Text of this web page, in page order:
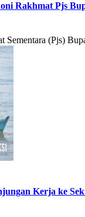
Rakhmat Pjs
(Pjs)
Kerja ke